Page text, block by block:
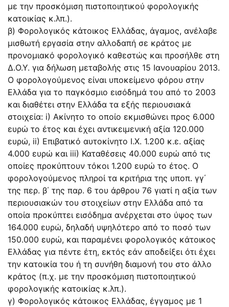
με την προσκόμιση πιστοποιητικού φορολογικής
κατοικίας κ.λπ.).
β) Φορολογικός κάτοικος Ελλάδας, άγαμος, ανέλαβε
μισθωτή εργασία στην αλλοδαπή σε κράτος με
προνομιακό φορολογικό καθεστώς και προσήλθε στη
Δ.Ο.Υ. για δήλωση μεταβολής στις 15 Ιανουαρίου 2013.
Ο φορολογούμενος είναι υποκείμενο φόρου στην
Ελλάδα για το παγκόσμιο εισόδημά του από το 2003
και διαθέτει στην Ελλάδα τα εξής περιουσιακά
στοιχεία: i) Ακίνητο το οποίο εκμισθώνει προς 6.000
ευρώ το έτος και έχει αντικειμενική αξία 120.000
ευρώ, ii) Επιβατικό αυτοκίνητο Ι.Χ. 1.200 κ.ε. αξίας
4.000 ευρώ και iii) Καταθέσεις 40.000 ευρώ από τις
οποίες προκύπτουν τόκοι 1.200 ευρώ το έτος. Ο
φορολογούμενος πληροί τα κριτήρια της υποπ. γγ΄
της περ. β΄ της παρ. 6 του άρθρου 76 γιατί η αξία των
περιουσιακών του στοιχείων στην Ελλάδα από τα
οποία προκύπτει εισόδημα ανέρχεται στο ύψος των
164.000 ευρώ, δηλαδή υψηλότερο από το ποσό των
150.000 ευρώ, και παραμένει φορολογικός κάτοικος
Ελλάδας για πέντε έτη, εκτός εάν αποδείξει ότι έχει
την κατοικία του ή τη συνήθη διαμονή του στο άλλο
κράτος (π.χ. με την προσκόμιση πιστοποιητικού
φορολογικής κατοικίας κ.λπ.).
γ) Φορολογικός κάτοικος Ελλάδας, έγγαμος με 1